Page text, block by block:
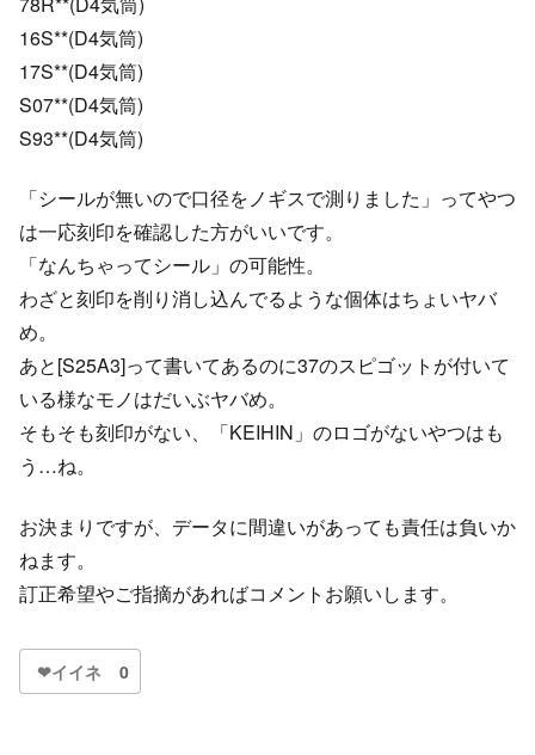
16S**(D4気筒)
17S**(D4気筒)
S07**(D4気筒)
S93**(D4気筒)
「シールが無いので口径をノギスで測りました」ってやつ
は一応刻印を確認した方がいいです。
「なんちゃってシール」の可能性。
わざと刻印を削り消し込んでるような個体はちょいヤバ
め。
あと[S25A3]って書いてあるのに37のスピゴットが付いて
いる様なモノはだいぶヤバめ。
そもそも刻印がない、「KEIHIN」のロゴがないやつはも
う…ね。
お決まりですが、データに間違いがあっても責任は負いか
ねます。
訂正希望やご指摘があればコメントお願いします。
❤イイネ 0